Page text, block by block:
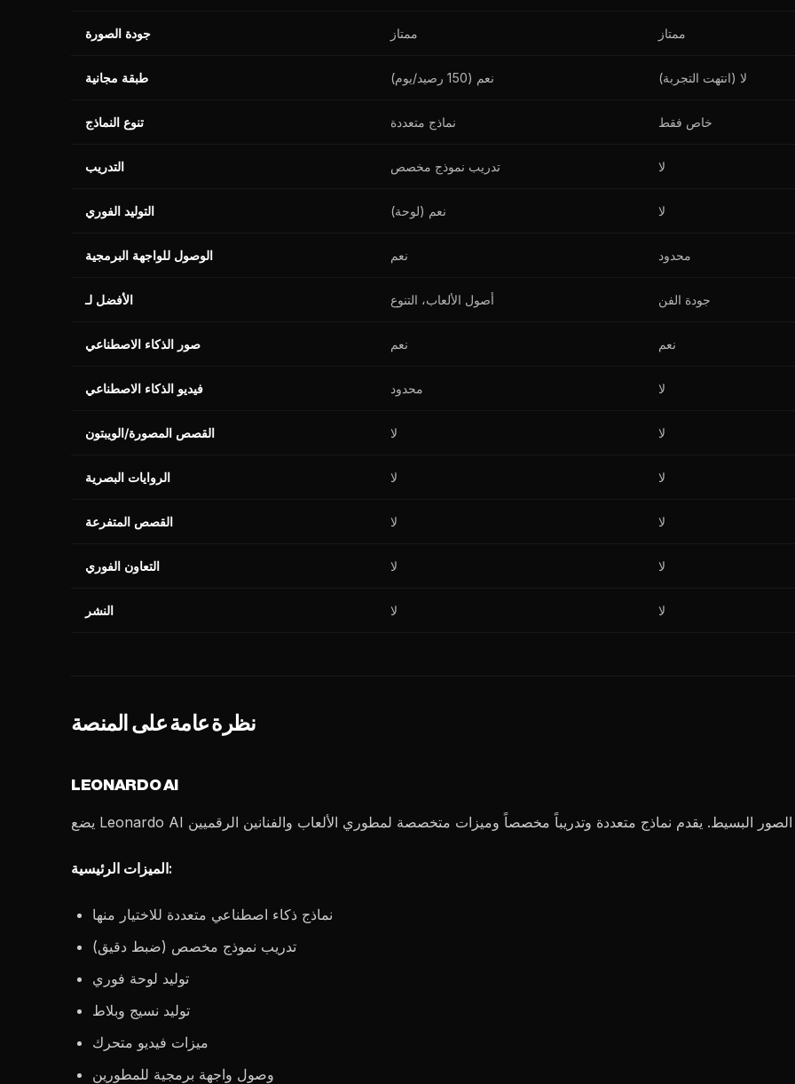
جودة الصورة ممتاز ممتاز
طبقة مجانية نعم (150 رصيد/يوم) لا (انتهت التجربة)
تنوع النماذج نماذج متعددة خاص فقط
التدريب تدريب نموذج مخصص لا
التوليد الفوري نعم (لوحة) لا
الوصول للواجهة البرمجية نعم محدود
الأفضل لـ أصول الألعاب، التنوع جودة الفن
صور الذكاء الاصطناعي نعم نعم
فيديو الذكاء الاصطناعي محدود لا
القصص المصورة/الويبتون لا لا
الروايات البصرية لا لا
القصص المتفرعة لا لا
التعاون الفوري لا لا
النشر لا لا
نظرة عامة على المنصة
LEONARDO AI
الميزات الرئيسية:
نماذج ذكاء اصطناعي متعددة للاختيار منها
تدريب نموذج مخصص (ضبط دقيق)
توليد لوحة فوري
توليد نسيج وبلاط
ميزات فيديو متحرك
وصول واجهة برمجية للمطورين